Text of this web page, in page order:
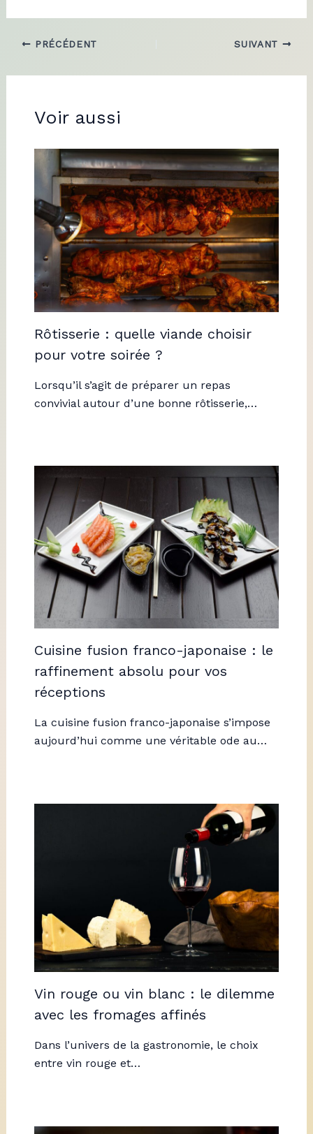
PRÉCÉDENT SUIVANT
Voir aussi
Rôtisserie : quelle viande choisir
pour votre soirée ?
Lorsqu’il s’agit de préparer un repas
convivial autour d’une bonne rôtisserie,…
Cuisine fusion franco-japonaise : le
raffinement absolu pour vos
réceptions
La cuisine fusion franco-japonaise s’impose
aujourd’hui comme une véritable ode au…
Vin rouge ou vin blanc : le dilemme
avec les fromages affinés
Dans l’univers de la gastronomie, le choix
entre vin rouge et…